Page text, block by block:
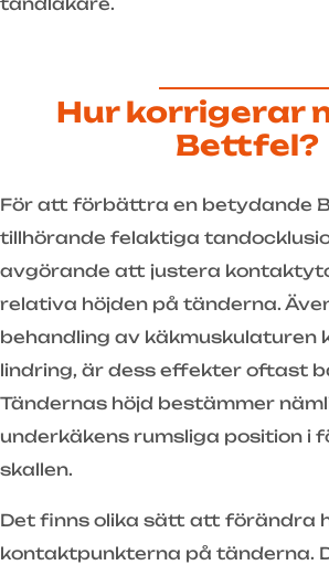
Hur korrigerar
Bettfel?
För att förbättra en betydande
tillhörande felaktiga
avgörande att justera
relativa höjden på tänderna.
behandling av käkmuskulaturen
lindring, är dess effekter oftast
Tändernas höjd bestämmer
underkäkens rumsliga position i
skallen.
Det finns olika sätt att förändra
kontaktpunkterna på tänderna.